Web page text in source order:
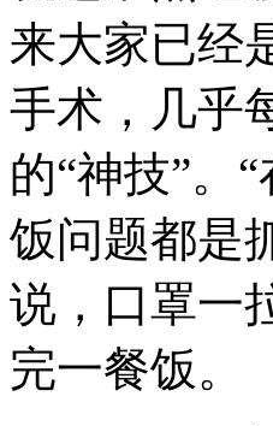
来大家已经
手术，几乎
的“神技”。
饭问题都是
说，口罩一
完一餐饭。